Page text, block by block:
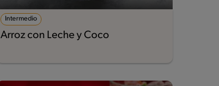
Intermedio
Arroz con Leche y Coco